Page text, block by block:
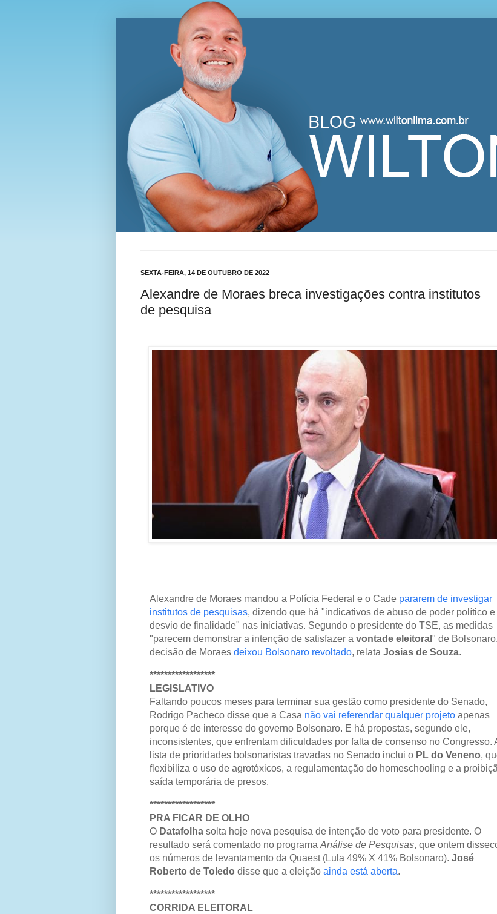
Blog Wilton Lima
SEXTA-FEIRA, 14 DE OUTUBRO DE 2022
Alexandre de Moraes breca investigações contra institutos
de pesquisa
Alexandre de Moraes mandou a Polícia Federal e o Cade pararem de investigar
institutos de pesquisas, dizendo que há "indicativos de abuso de poder político e
desvio de finalidade" nas iniciativas. Segundo o presidente do TSE, as medidas
"parecem demonstrar a intenção de satisfazer a vontade eleitoral " de
decisão de Moraes deixou Bolsonaro revoltado, relata Josias de Souza.
******************
LEGISLATIVO
Faltando poucos meses para terminar sua gestão como presidente do Senado,
Rodrigo Pacheco disse que a Casa não vai referendar qualquer projeto apenas
porque é de interesse do governo Bolsonaro. E há propostas, segundo ele,
inconsistentes, que enfrentam dificuldades por falta de consenso no Congresso.
lista de prioridades bolsonaristas travadas no Senado inclui o PL do Veneno,
flexibiliza o uso de agrotóxicos, a regulamentação do homeschooling e a
saída temporária de presos.
******************
PRA FICAR DE OLHO
O Datafolha solta hoje nova pesquisa de intenção de voto para presidente. O
resultado será comentado no programa Análise de Pesquisas, que ontem
os números de levantamento da Quaest (Lula 49% X 41% Bolsonaro). José
Roberto de Toledo disse que a eleição ainda está aberta.
******************
CORRIDA ELEITORAL